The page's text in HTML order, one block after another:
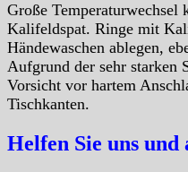
Große Temperaturwechsel
Kalifeldspat. Ringe mit
Händewaschen ablegen,
Aufgrund der sehr starken
Vorsicht vor hartem
Tischkanten.
Helfen Sie uns